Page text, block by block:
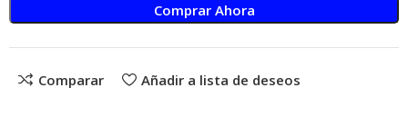
Comprar Ahora
Comparar Añadir a lista de deseos